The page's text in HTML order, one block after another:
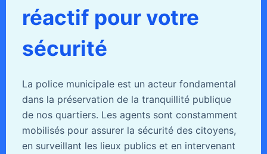
réactif pour votre
sécurité
La police municipale est un acteur fondamental
dans la préservation de la tranquillité publique
de nos quartiers. Les agents sont constamment
mobilisés pour assurer la sécurité des citoyens,
en surveillant les lieux publics et en intervenant